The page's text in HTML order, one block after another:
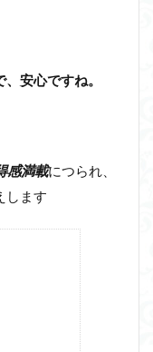
安心ですね。
感満載につられ、
します